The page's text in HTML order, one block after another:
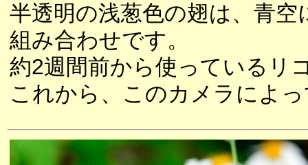
半透明の浅葱色の翅は、青
組み合わせです。
約2週間前から使っているリ
これから、このカメラによ